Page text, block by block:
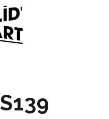
S139